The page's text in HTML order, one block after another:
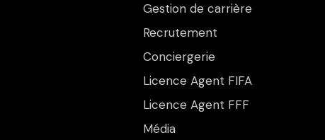
Gestion de carrière
Recrutement
Conciergerie
Licence Agent FIFA
Licence Agent FFF
Média